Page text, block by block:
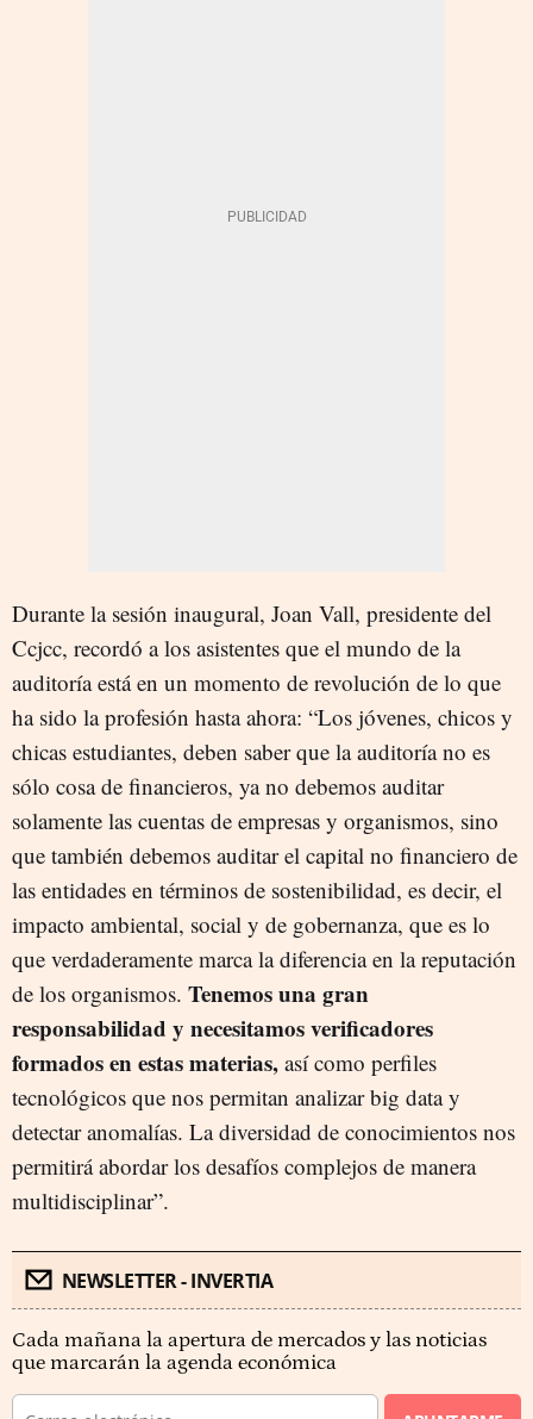
Durante la sesión inaugural, Joan Vall, presidente del
Ccjcc, recordó a los asistentes que el mundo de la
auditoría está en un momento de revolución de lo que
ha sido la profesión hasta ahora: “Los jóvenes, chicos y
chicas estudiantes, deben saber que la auditoría no es
sólo cosa de financieros, ya no debemos auditar
solamente las cuentas de empresas y organismos, sino
que también debemos auditar el capital no financiero de
las entidades en términos de sostenibilidad, es decir, el
impacto ambiental, social y de gobernanza, que es lo
que verdaderamente marca la diferencia en la reputación
de los organismos. Tenemos una gran
responsabilidad y necesitamos verificadores
formados en estas materias, así como perfiles
tecnológicos que nos permitan analizar big data y
detectar anomalías. La diversidad de conocimientos nos
permitirá abordar los desafíos complejos de manera
multidisciplinar”.
NEWSLETTER - INVERTIA
Cada mañana la apertura de mercados y las noticias
que marcarán la agenda económica